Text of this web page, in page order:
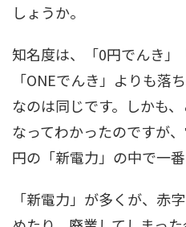
しょうか。
知名度は、「0円でんき」
「ONEでんき」よりも落
なのは同じです。しかも
なってわかったのですが
円の「新電力」の中で一番
「新電力」が多くが、赤